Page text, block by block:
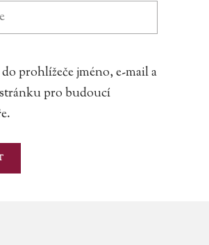
prohlížeče jméno, e-mail a
pro budoucí